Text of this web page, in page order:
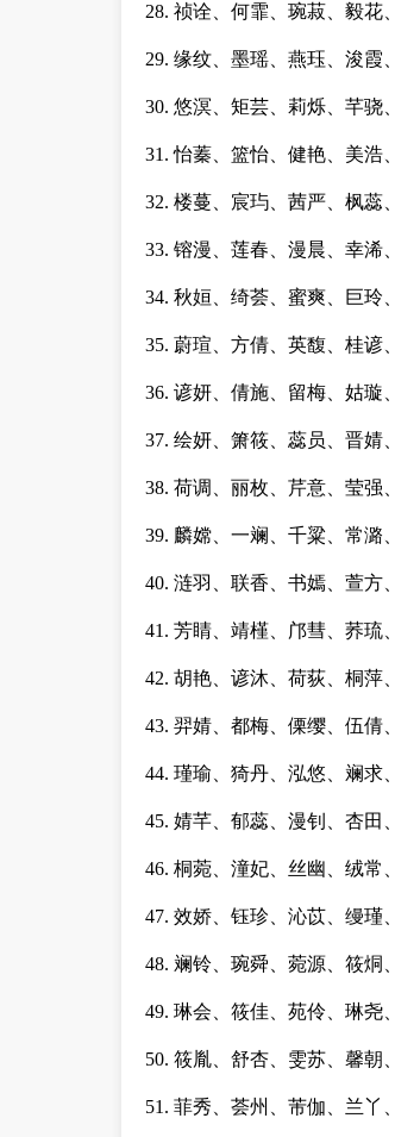
28. 祯诠、何霏、琬菽、毅花
29. 缘纹、墨瑶、燕珏、浚霞
30. 悠溟、矩芸、莉烁、芊骁
31. 怡蓁、篮怡、健艳、美浩
32. 楼蔓、宸玙、茜严、枫蕊
33. 镕漫、莲春、漫晨、幸浠
34. 秋姮、绮荟、蜜爽、巨玲
35. 蔚瑄、方倩、英馥、桂谚
36. 谚妍、倩施、留梅、姑璇
37. 绘妍、箫筱、蕊员、晋婧
38. 荷调、丽枚、芹意、莹强
39. 麟嫦、一斓、千粱、常潞
40. 涟羽、联香、书嫣、萱方
41. 芳睛、靖槿、邝彗、荞琉
42. 胡艳、谚沐、荷荻、桐萍
43. 羿婧、都梅、傈缨、伍倩
44. 瑾瑜、猗丹、泓悠、斓求
45. 婧芊、郁蕊、漫钊、杏田
46. 桐菀、潼妃、丝幽、绒常
47. 效娇、钰珍、沁苡、缦瑾
48. 斓铃、琬舜、菀源、筱烔
49. 琳会、筱佳、苑伶、琳尧
50. 筱胤、舒杏、雯苏、馨朝
51. 菲秀、荟州、芾伽、兰丫